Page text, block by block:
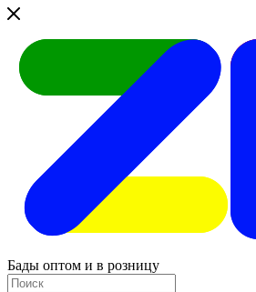
Бады оптом и в розницу